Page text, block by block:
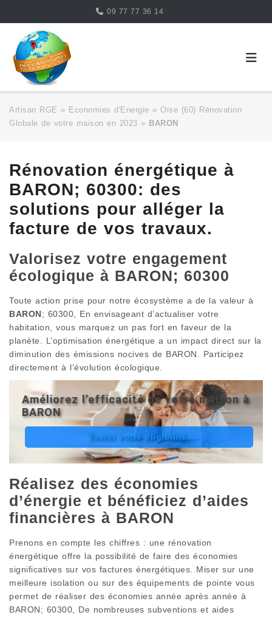
content
09 77 77 36 14
Artisan RGE » Economies d'Energie » Oise (60) Rénovation
Globale de votre maison en 2023 » BARON
Rénovation énergétique à
BARON; 60300: des
solutions pour alléger la
facture de vos travaux.
Valorisez votre engagement
écologique à BARON; 60300
Toute action prise pour notre écosystème a de la valeur à
BARON; 60300, En envisageant d’actualiser votre
habitation, vous marquez un pas fort en faveur de la
planète. L’optimisation énergétique a un impact direct sur la
diminution des émissions nocives de BARON. Participez
directement à l’évolution écologique.
Améliorez l’efficacité de votre maison à
BARON
Tester votre éligibilité.
Réalisez des économies
d’énergie et bénéficiez d’aides
financières à BARON
Prenons en compte les chiffres : une rénovation
énergétique offre la possibilité de faire des économies
significatives sur vos factures énergétiques. Miser sur une
meilleure isolation ou sur des équipements de pointe vous
permet de réaliser des économies année après année à
BARON; 60300, De nombreuses subventions et aides